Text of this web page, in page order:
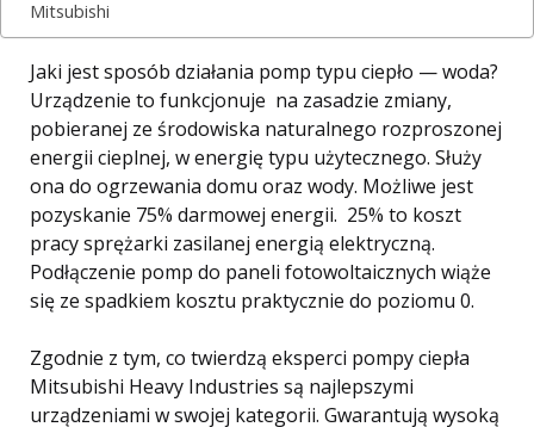
Mitsubishi
Jaki jest sposób działania pomp typu ciepło — woda?
Urządzenie to funkcjonuje na zasadzie zmiany,
pobieranej ze środowiska naturalnego rozproszonej
energii cieplnej, w energię typu użytecznego. Służy
ona do ogrzewania domu oraz wody. Możliwe jest
pozyskanie 75% darmowej energii. 25% to koszt
pracy sprężarki zasilanej energią elektryczną.
Podłączenie pomp do paneli fotowoltaicznych wiąże
się ze spadkiem kosztu praktycznie do poziomu 0.
Zgodnie z tym, co twierdzą eksperci pompy ciepła
Mitsubishi Heavy Industries są najlepszymi
urządzeniami w swojej kategorii. Gwarantują wysoką